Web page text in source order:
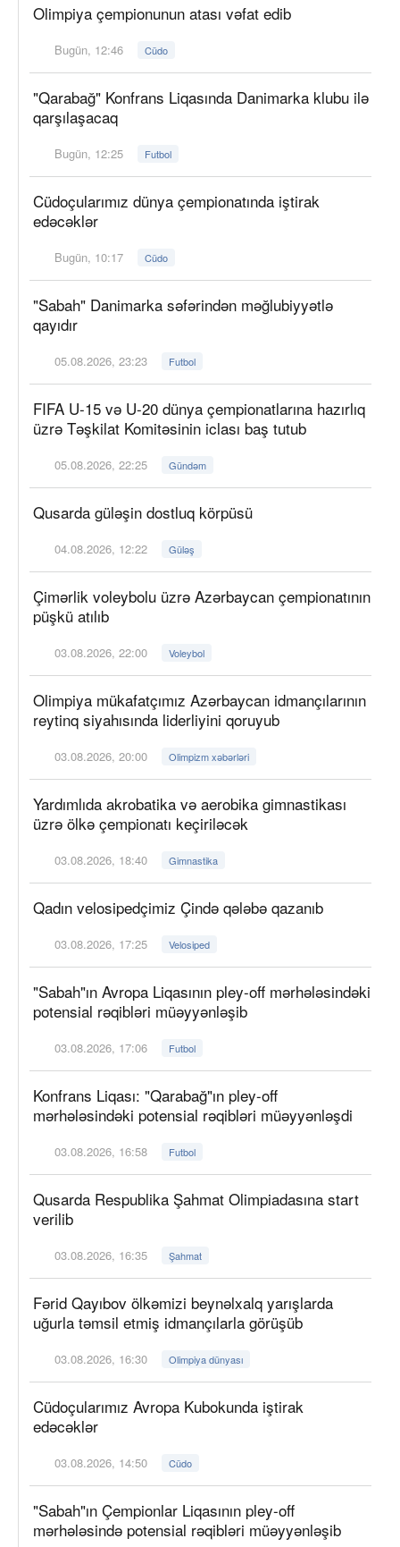
Olimpiya çempionunun atası vəfat edib
Bugün, 12:46 Cüdo
"Qarabağ" Konfrans Liqasında Danimarka klubu ilə
qarşılaşacaq
Bugün, 12:25 Futbol
Cüdoçularımız dünya çempionatında iştirak
edəcəklər
Bugün, 10:17 Cüdo
"Sabah" Danimarka səfərindən məğlubiyyətlə
qayıdır
05.08.2026, 23:23 Futbol
FIFA U-15 və U-20 dünya çempionatlarına hazırlıq
üzrə Təşkilat Komitəsinin iclası baş tutub
05.08.2026, 22:25 Gündəm
Qusarda güləşin dostluq körpüsü
04.08.2026, 12:22 Güləş
Çimərlik voleybolu üzrə Azərbaycan çempionatının
püşkü atılıb
03.08.2026, 22:00 Voleybol
Olimpiya mükafatçımız Azərbaycan idmançılarının
reytinq siyahısında liderliyini qoruyub
03.08.2026, 20:00 Olimpizm xəbərləri
Yardımlıda akrobatika və aerobika gimnastikası
üzrə ölkə çempionatı keçiriləcək
03.08.2026, 18:40 Gimnastika
Qadın velosipedçimiz Çində qələbə qazanıb
03.08.2026, 17:25 Velosiped
"Sabah"ın Avropa Liqasının pley-off mərhələsindəki
potensial rəqibləri müəyyənləşib
03.08.2026, 17:06 Futbol
Konfrans Liqası: "Qarabağ"ın pley-off
mərhələsindəki potensial rəqibləri müəyyənləşdi
03.08.2026, 16:58 Futbol
Qusarda Respublika Şahmat Olimpiadasına start
verilib
03.08.2026, 16:35 Şahmat
Fərid Qayıbov ölkəmizi beynəlxalq yarışlarda
uğurla təmsil etmiş idmançılarla görüşüb
03.08.2026, 16:30 Olimpiya dünyası
Cüdoçularımız Avropa Kubokunda iştirak
edəcəklər
03.08.2026, 14:50 Cüdo
"Sabah"ın Çempionlar Liqasının pley-off
mərhələsində potensial rəqibləri müəyyənləşib